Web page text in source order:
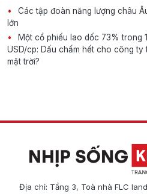
Các tập đoàn năng lượng châu
lớn
Một cổ phiếu lao dốc 73% trong
USD/cp: Dấu chấm hết cho công ty
mặt trời?
Địa chỉ: Tầng 3, Toà nhà FLC